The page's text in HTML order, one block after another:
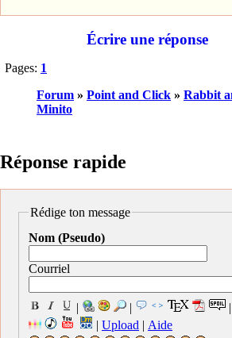
Écrire une réponse
Pages: 1
Forum » Point and Click » Rabbit
Minito
Réponse rapide
Rédige ton message
Nom (Pseudo)
Courriel
| |
|
| Upload | Aide